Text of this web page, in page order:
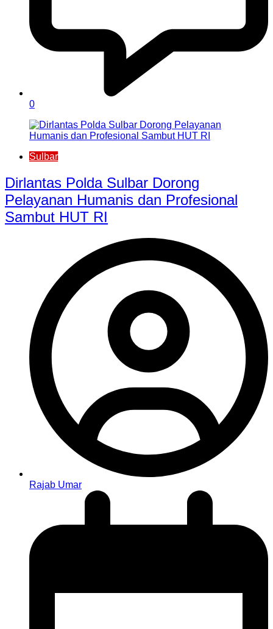
0
Sulbar
Dirlantas Polda Sulbar Dorong
Pelayanan Humanis dan Profesional
Sambut HUT RI
Rajab Umar